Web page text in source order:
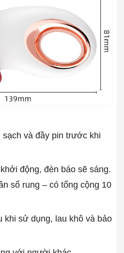
và đầy pin trước khi
động, đèn báo sẽ sáng.
số rung – có tổng cộng 10
khi sử dụng, lau khô và bảo